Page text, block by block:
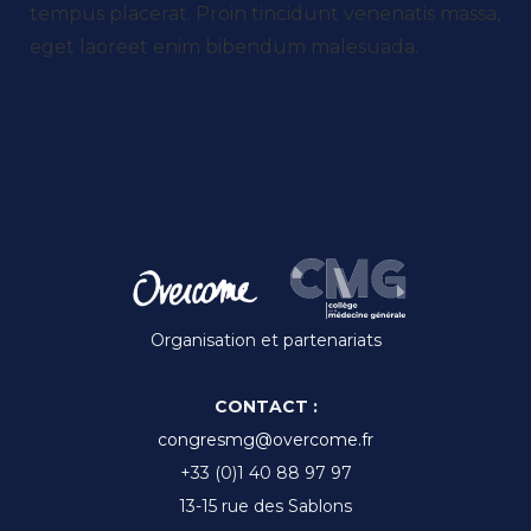
tempus placerat. Proin tincidunt venenatis massa,
eget laoreet enim bibendum malesuada.
Organisation et partenariats
CONTACT :
congresmg@overcome.fr
+33 (0)1 40 88 97 97
13-15 rue des Sablons